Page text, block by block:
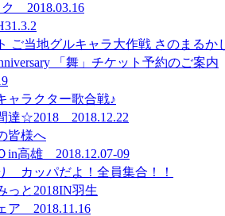
2018.03.16
ご当地グルキャラ大作戦 さのまる
「舞」チケット予約のご案内
ラクター歌合戦♪
達☆2018 2018.12.22
皆様へ
in高雄 2018.12.07-09
カッパだよ！全員集合！！
っと2018IN羽生
ア 2018.11.16